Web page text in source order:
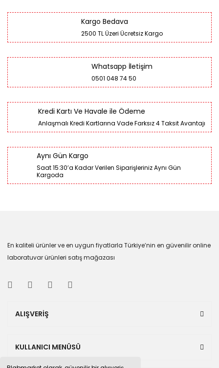
Kargo Bedava
2500 TL Üzeri Ücretsiz Kargo
Whatsapp İletişim
0501 048 74 50
Kredi Kartı Ve Havale ile Ödeme
Anlaşmalı Kredi Kartlarına Vade Farksız 4 Taksit Avantajı
Aynı Gün Kargo
Saat 15:30’a Kadar Verilen Siparişleriniz Aynı Gün
Kargoda
En kaliteli ürünler ve en uygun fiyatlarla Türkiye’nin en güvenilir online
laboratuvar ürünleri satış mağazası
ALIŞVERİŞ
KULLANICI MENÜSÜ